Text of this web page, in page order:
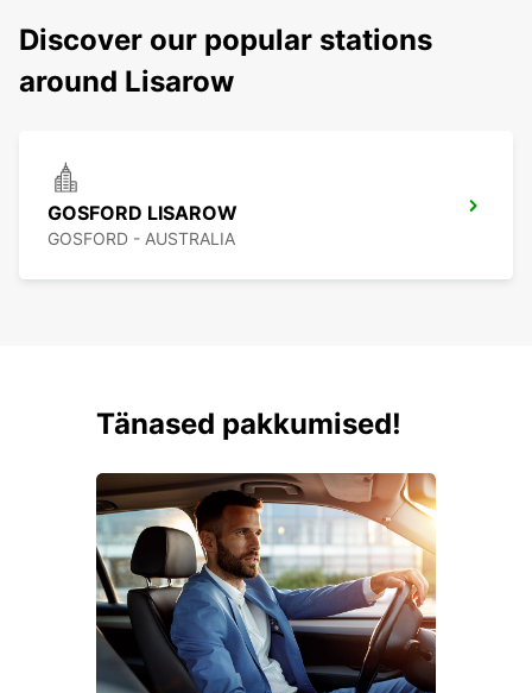
Discover our popular stations
around Lisarow
GOSFORD LISAROW
GOSFORD - AUSTRALIA
Tänased pakkumised!